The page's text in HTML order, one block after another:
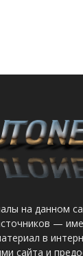
на данном
—
в
сайта и